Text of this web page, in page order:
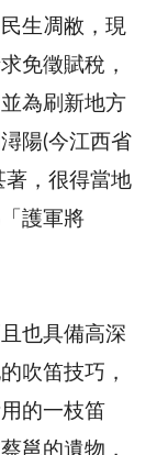
生凋敝，現
免徵賦稅，
為刷新地方
陽(今江西省
著，很得當地
護軍將
也具備高深
吹笛技巧，
的一枝笛
邕的遺物，